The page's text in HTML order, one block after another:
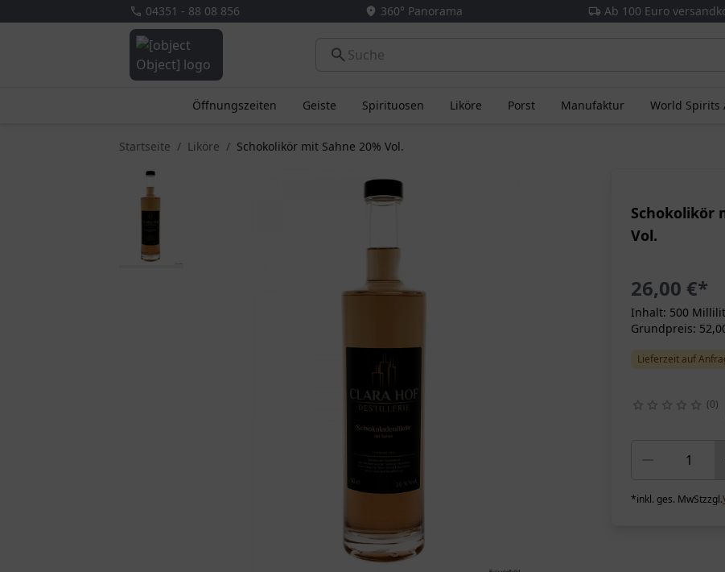
04351 - 88 08 856 360° Panorama Ab 100 Euro
Öffnungszeiten Geiste Spirituosen Liköre Porst Manufaktur World Spirits
Startseite Liköre Schokolikör mit Sahne 20% Vol.
Schokolikör
Vol.
26,00 €*
Inhalt: 500
Grundpreis:
Lieferzeit auf
0
*inkl. ges. MwStzzgl.